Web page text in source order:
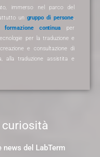
immerso nel parco del
un gruppo di persone,
eformazione continuaper
per la traduzione e
e consultazione di
alla traduzione assistita e
curiosità
del LabTerm